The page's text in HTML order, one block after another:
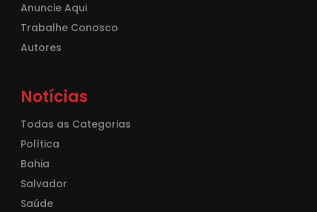
Anuncie Aqui
Trabalhe Conosco
Autores
Notícias
Todas as Categorias
Política
Bahia
Salvador
Saúde